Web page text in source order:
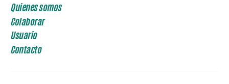
Quienes somos
Colaborar
Usuario
Contacto